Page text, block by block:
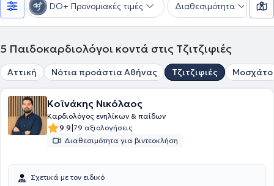
DO+ Προνομιακές τιμές Διαθεσιμότητα
5 Παιδοκαρδιολόγοι κοντά στις Τζιτζιφιές
Αττική Νότια προάστια Αθήνας Τζιτζιφιές Μοσχάτο
Κοϊνάκης Νικόλαος
Καρδιολόγος ενηλίκων & παίδων
9.9|79 αξιολογήσεις
Διαθεσιμότητα για βιντεοκλήση
Σχετικά με τον ειδικό